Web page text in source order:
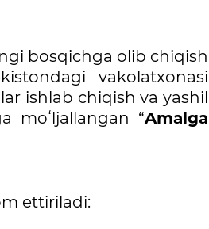
bosqichga olib chiqish
vakolatxonasi
ishlab chiqish va yashil
moʻljallangan “Amalga
ettiriladi: